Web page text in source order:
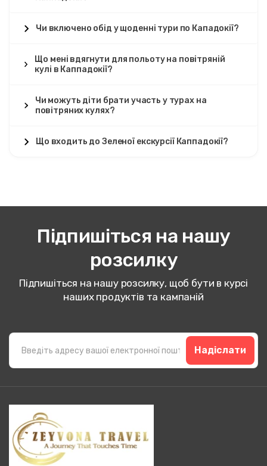
Чи включено обід у щоденні тури по Кападокії?
Що мені вдягнути для польоту на повітряній
кулі в Каппадокії?
Чи можуть діти брати участь у турах на
повітряних кулях?
Що входить до Зеленої екскурсії Каппадокії?
Підпишіться на нашу
розсилку
Підпишіться на нашу розсилку, щоб бути в курсі
наших продуктів та кампаній
Надіслати